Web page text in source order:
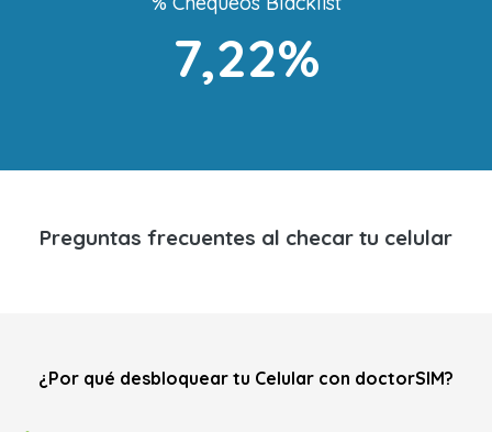
7,22%
Preguntas frecuentes al checar tu celular
¿Por qué desbloquear tu Celular con doctorSIM?